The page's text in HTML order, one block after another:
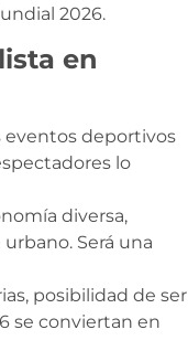
2026.
en
eventos deportivos
lo
diversa,
Será una
posibilidad de ser
se conviertan en